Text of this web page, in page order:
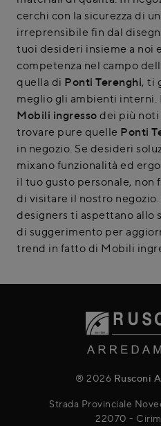
cerchi con la sicurezza di
irreprensibile fin dal
tuoi desideri insieme a noi
competenza nel campo
quella di Ponti Terenghi, ti
meglio gli ambienti interni.
Mobili ingresso dei più
trovare pure quelle Ponti
in negozio. Se desideri
mixano funzionalità ed
il tuo gusto personale, non
di visitare il nostro
designers ti aspettano allo
di suggerimento per
trend in fatto di Mobili
® 2026 Rusconi
Strada Provinciale
22070 -